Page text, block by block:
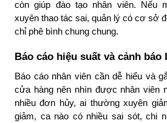
còn giúp đào tạo nhân viên. Nếu
xuyên thao tác sai, quản lý có cơ sở
chỉ phê bình chung chung.
Báo cáo hiệu suất và cảnh
Báo cáo nhân viên cần dễ hiểu và
cửa hàng nên nhìn được nhân viên
nhiều đơn hủy, ai thường xuyên
giảm, ca nào có nhiều sai sót, chi